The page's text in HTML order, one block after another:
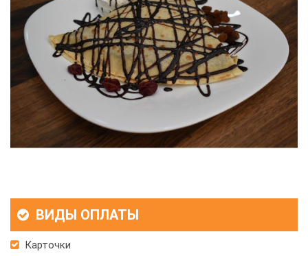
ВИДЫ ОПЛАТЫ
Карточки